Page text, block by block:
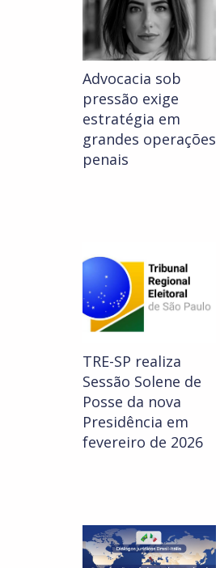
Advocacia sob
pressão exige
estratégia em
grandes operações
penais
TRE-SP realiza
Sessão Solene de
Posse da nova
Presidência em
fevereiro de 2026